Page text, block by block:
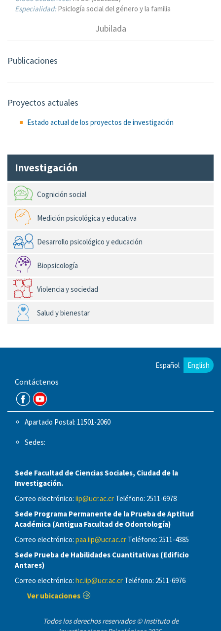
Especialidad:Psiclogía social del género y la familia
Jubilada
Publicaciones
Proyectos actuales
Estado actual de los proyectos de investigación
Investigación
Cognición social
Medición psicológica y educativa
Desarrollo psicológico y educación
Biopsicología
Violencia y sociedad
Salud y bienestar
Español English
Contáctenos
Apartado Postal: 11501-2060
Sedes:
Sede Facultad de Ciencias Sociales, Ciudad de la
Investigación.
Correo electrónico: iip@ucr.ac.cr Teléfono: 2511-6978
Sede Programa Permanente de la Prueba de Aptitud
Académica (Antigua Facultad de Odontología)
Correo electrónico: paa.iip@ucr.ac.cr Teléfono: 2511-4385
Sede Prueba de Habilidades Cuantitativas (Edificio
Antares)
Correo electrónico: hc.iip@ucr.ac.cr Teléfono: 2511-6976
Ver ubicaciones
Todos los derechos reservados © Instituto de